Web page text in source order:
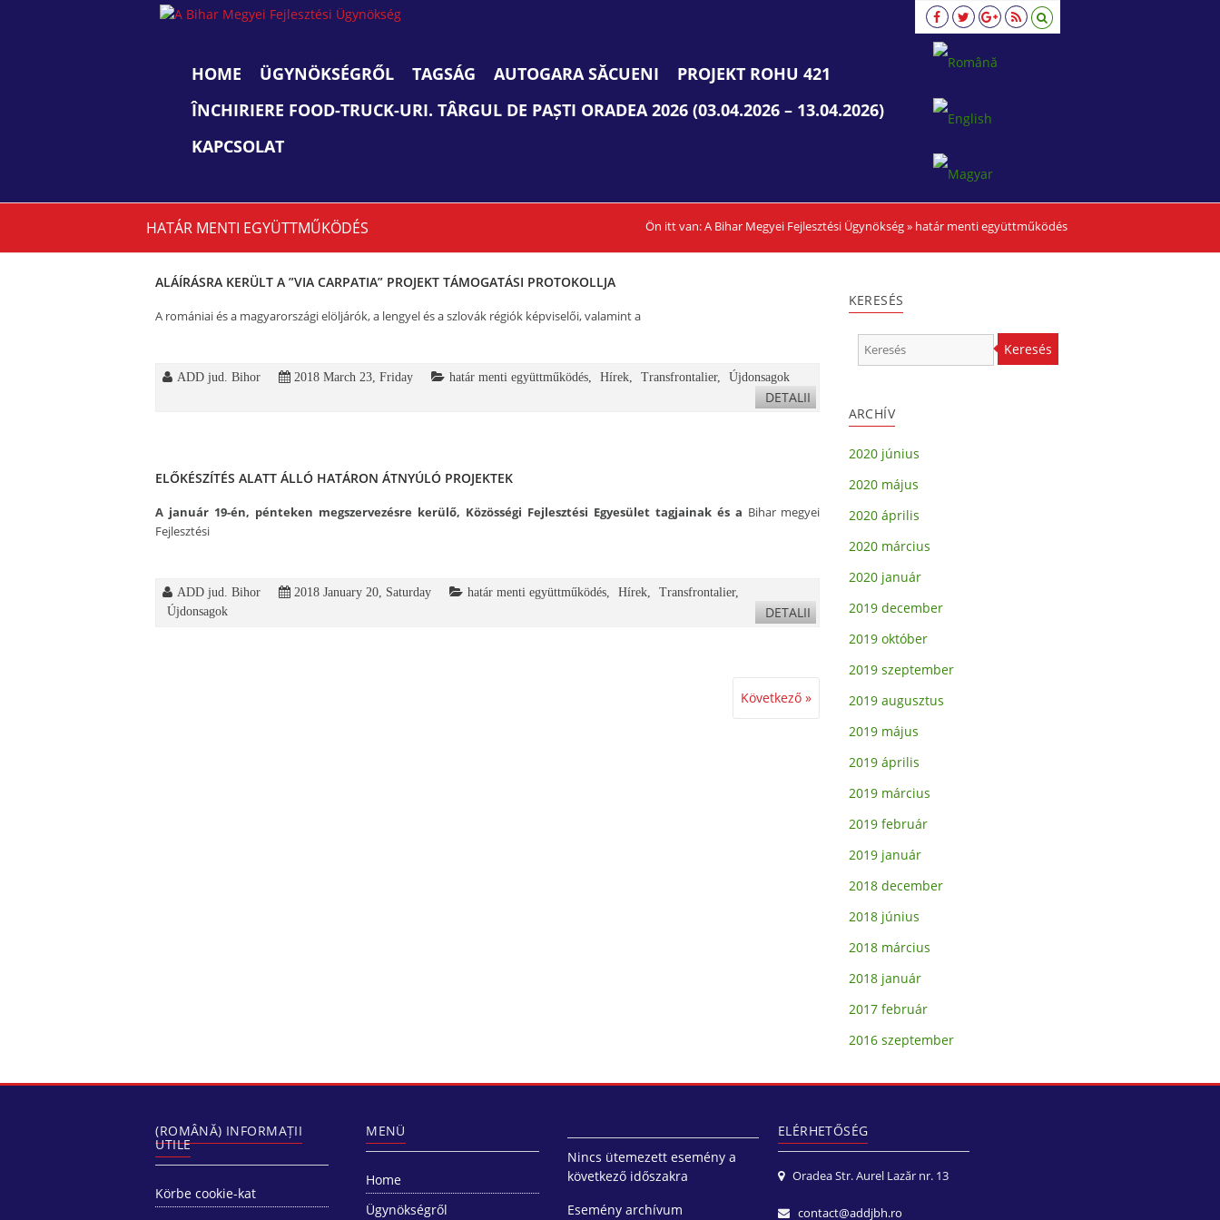
A
Fejlesztési
viziune,
acţiune
HOME ÜGYNÖKSÉGRŐL TAGSÁG AUTOGARA SĂCUENI
PROJEKT ROHU 421
ÎNCHIRIERE FOOD-TRUCK-URI. TÂRGUL DE PAȘTI ORADEA 2026 (03.04.2026 – 13.04.2026)
KAPCSOLAT
HATÁR MENTI EGYÜTTMŰKÖDÉS Ön itt van:A Bihar Megyei Fejlesztési Ügynökség» határ menti együttműködés
ALÁÍRÁSRA KERÜLT A ”VIA CARPATIA” PROJEKT TÁMOGATÁSI PROTOKOLLJA
A romániai és a magyarországi elöljárók, a lengyel és a szlovák régiók képviselői, valamint a
ADD jud. Bihor 2018 March 23, Friday határ menti együttműködés Hírek Transfrontalier, Újdonsagok
DETALII
ELŐKÉSZÍTÉS ALATT ÁLLÓ HATÁRON ÁTNYÚLÓ PROJEKTEK
A január 19-én, pénteken megszervezésre kerülő, Közösségi Fejlesztési Egyesület tagjainak és a Bihar megyei
Fejlesztési
ADD jud. Bihor 2018 January 20, Saturday határ menti együttműködés Hírek Transfrontalier,
Újdonsagok
DETALII
Következő »
KERESÉS
Keresés
ARCHÍV
2020 június
2020 május
2020 április
2020 március
2020 január
2019 december
2019 október
2019 szeptember
2019 augusztus
2019 május
2019 április
2019 március
2019 február
2019 január
2018 december
2018 június
2018 március
2018 január
2017 február
2016 szeptember
(ROMÂNĂ) INFORMAȚII
UTILE
Körbe cookie-kat
MENÜ
Home
Ügynökségről
Nincs ütemezett esemény a
következő időszakra
Esemény archívum
ELÉRHETŐSÉG
Oradea Str. Aurel Lazăr nr. 13
contact@addjbh.ro